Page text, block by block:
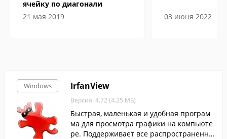
ячейку по диагонали
21 мая 2019
03 июня 2022
Windows IrfanView
Версия: 4.72 (4.25 МБ)
Быстрая, маленькая и удобная програм
ма для просмотра графики на компьюте
ре. Поддерживает все распространенны